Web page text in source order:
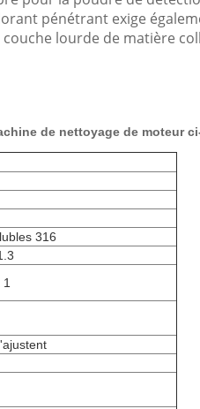
pénétrant exige
lourde de matière
de nettoyage de moteur
316